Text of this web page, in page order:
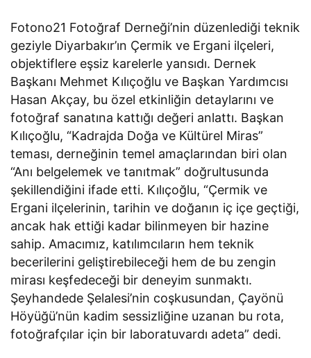
Fotono21 Fotoğraf Derneği’nin düzenlediği teknik
geziyle Diyarbakır’ın Çermik ve Ergani ilçeleri,
objektiflere eşsiz karelerle yansıdı. Dernek
Başkanı Mehmet Kılıçoğlu ve Başkan Yardımcısı
Hasan Akçay, bu özel etkinliğin detaylarını ve
fotoğraf sanatına kattığı değeri anlattı. Başkan
Kılıçoğlu, “Kadrajda Doğa ve Kültürel Miras”
teması, derneğinin temel amaçlarından biri olan
“Anı belgelemek ve tanıtmak” doğrultusunda
şekillendiğini ifade etti. Kılıçoğlu, “Çermik ve
Ergani ilçelerinin, tarihin ve doğanın iç içe geçtiği,
ancak hak ettiği kadar bilinmeyen bir hazine
sahip. Amacımız, katılımcıların hem teknik
becerilerini geliştirebileceği hem de bu zengin
mirası keşfedeceği bir deneyim sunmaktı.
Şeyhandede Şelalesi’nin coşkusundan, Çayönü
Höyüğü’nün kadim sessizliğine uzanan bu rota,
fotoğrafçılar için bir laboratuvardı adeta” dedi.